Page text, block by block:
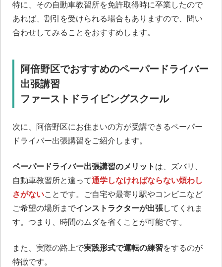
ペーパードライバー講習について
特に、その自動車教習所を免許取得時に卒業したので
あれば、割引を受けられる場合もありますので、問い
合わせしてみることをおすすめします。
阿倍野区でおすすめのペーパードライバー
出張講習
ファーストドライビングスクール
次に、阿倍野区にお住まいの方が受講できるペーパー
ドライバー出張講習をご紹介します。
ペーパードライバー出張講習のメリット は、ズバリ、
自動車教習所と違って通学しなければならない煩わし
さがないことです。ご自宅や最寄り駅やコンビニなど
ご希望の場所までインストラクターが出張してくれま
す。つまり、時間のムダを省くことが可能です。
また、実際の路上で実践形式で運転の練習をするのが
特徴です。